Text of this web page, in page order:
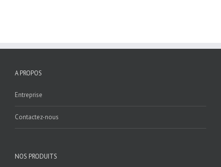
A PROPOS
Entreprise
Contactez-nous
NOS PRODUITS